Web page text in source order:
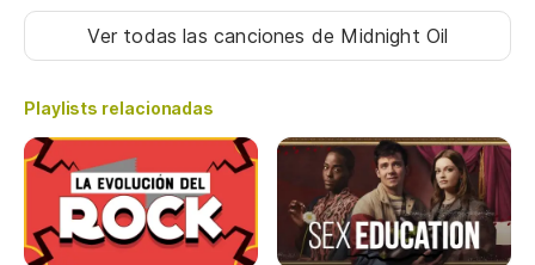
Ver todas las canciones de Midnight Oil
Playlists relacionadas